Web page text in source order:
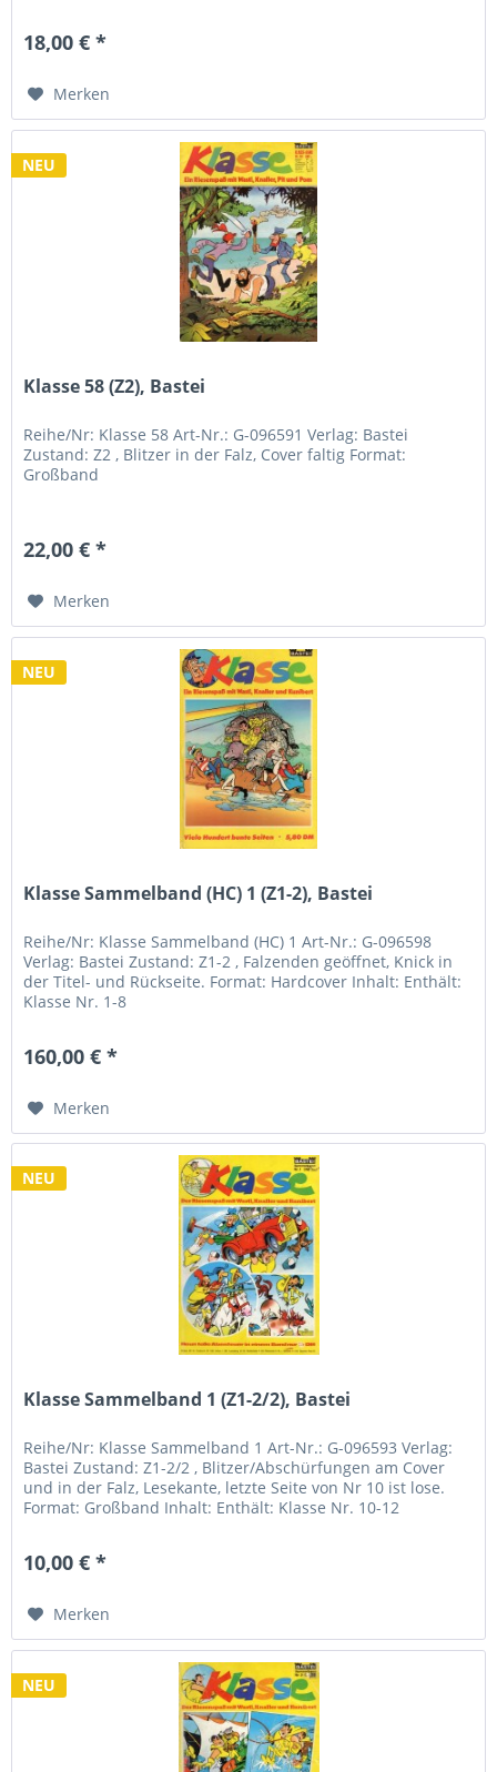
18,00 € *
Merken
NEU
Klasse 58 (Z2), Bastei
Reihe/Nr: Klasse 58 Art-Nr.: G-096591 Verlag: Bastei
Zustand: Z2 , Blitzer in der Falz, Cover faltig Format:
Großband
22,00 € *
Merken
NEU
Klasse Sammelband (HC) 1 (Z1-2), Bastei
Reihe/Nr: Klasse Sammelband (HC) 1 Art-Nr.: G-096598
Verlag: Bastei Zustand: Z1-2 , Falzenden geöffnet, Knick in
der Titel- und Rückseite. Format: Hardcover Inhalt: Enthält:
Klasse Nr. 1-8
160,00 € *
Merken
NEU
Klasse Sammelband 1 (Z1-2/2), Bastei
Reihe/Nr: Klasse Sammelband 1 Art-Nr.: G-096593 Verlag:
Bastei Zustand: Z1-2/2 , Blitzer/Abschürfungen am Cover
und in der Falz, Lesekante, letzte Seite von Nr 10 ist lose.
Format: Großband Inhalt: Enthält: Klasse Nr. 10-12
10,00 € *
Merken
NEU